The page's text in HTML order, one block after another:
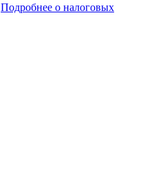
Подробнее о налоговых